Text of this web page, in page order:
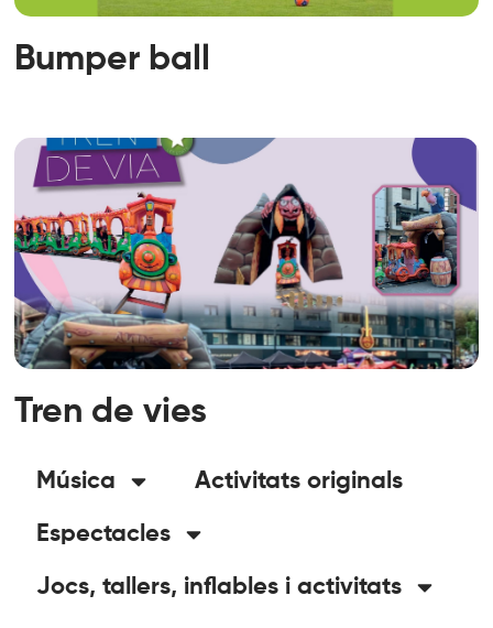
Bumper ball
Tren de vies
Música Activitats originals
Espectacles
Jocs, tallers, inflables i activitats